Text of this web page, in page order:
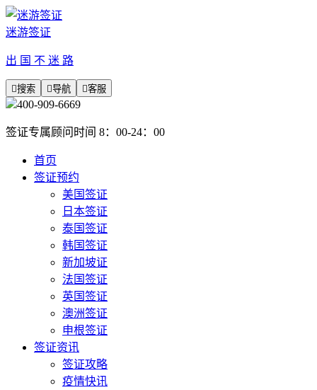
迷游签证
出 国 不 迷 路
搜索 导航 客服
400-909-6669
签证专属顾问时间 8：00-24：00
首页
签证预约
美国签证
日本签证
泰国签证
韩国签证
新加坡证
法国签证
英国签证
澳洲签证
申根签证
签证资讯
签证攻略
疫情快讯